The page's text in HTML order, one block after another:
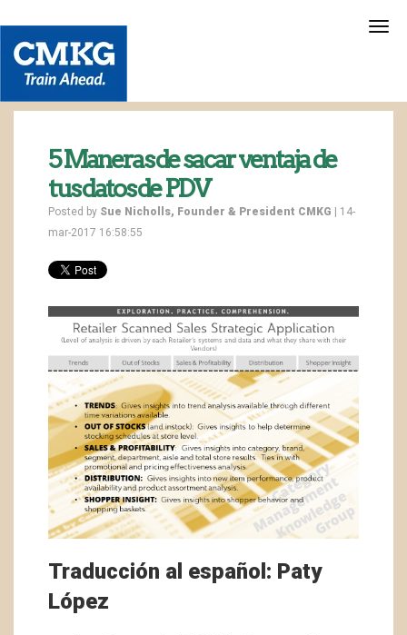
5 Maneras de sacar ventaja de
tus datos de PDV
Posted by Sue Nicholls, Founder & President CMKG | 14-
mar-2017 16:58:55
Traducción al español: Paty
López